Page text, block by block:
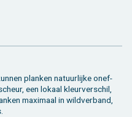
plan­ken na­tuur­lij­ke on­ef­
een lo­kaal kleur­ver­schil,
maxi­maal in wild­ver­band,